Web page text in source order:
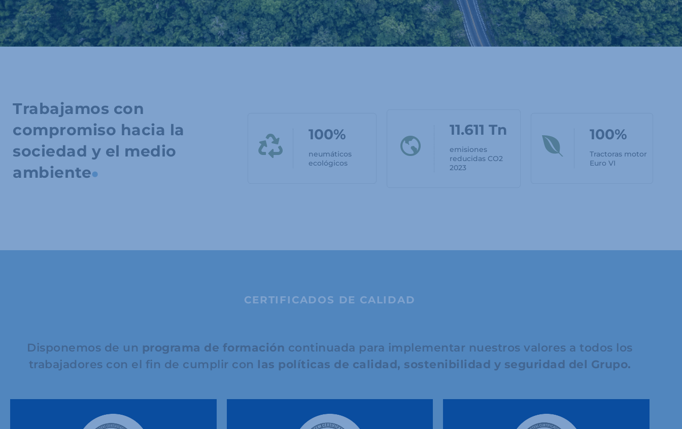
Trabajamos con
compromiso hacia la
sociedad y el medio
ambiente
100%
neumáticos
ecológicos
11.611 Tn
emisiones
reducidas CO2
2023
100%
Tractoras motor
Euro VI
CERTIFICADOS DE CALIDAD
Disponemos de un programa de formación continuada para implementar nuestros valores a todos los
trabajadores con el fin de cumplir con las políticas de calidad, sostenibilidad y seguridad del Grupo.